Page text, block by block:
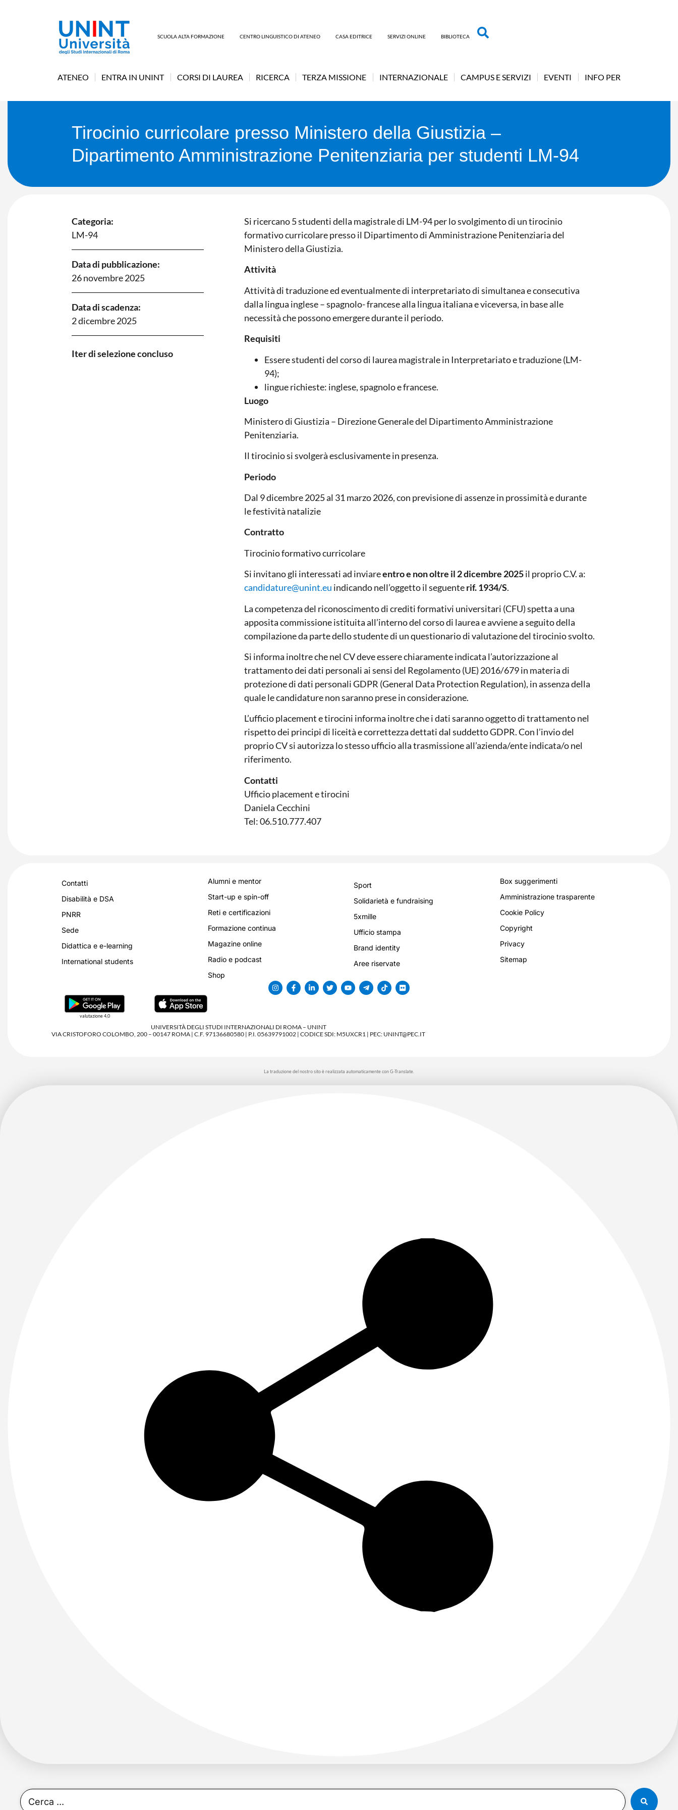
SCUOLA ALTA FORMAZIONE CENTRO LINGUISTICO DI ATENEO CASA EDITRICE SERVIZI ONLINE BIBLIOTECA
ATENEO ENTRA IN UNINT CORSI DI LAUREA RICERCA TERZA MISSIONE INTERNAZIONALE CAMPUS E SERVIZI EVENTI INFO PER
Tirocinio curricolare presso Ministero della Giustizia –
Dipartimento Amministrazione Penitenziaria per studenti LM-94
Categoria:
LM-94
Data di pubblicazione:
26 novembre 2025
Data di scadenza:
2 dicembre 2025
Iter di selezione concluso
Si ricercano 5 studenti della magistrale di LM-94 per lo svolgimento di un tirocinio
formativo curricolare presso il Dipartimento di Amministrazione Penitenziaria del
Ministero della Giustizia.
Attività
Attività di traduzione ed eventualmente di interpretariato di simultanea e consecutiva
dalla lingua inglese – spagnolo- francese alla lingua italiana e viceversa, in base alle
necessità che possono emergere durante il periodo.
Requisiti
Essere studenti del corso di laurea magistrale in Interpretariato e traduzione (LM-
94);
lingue richieste: inglese, spagnolo e francese.
Luogo
Ministero di Giustizia – Direzione Generale del Dipartimento Amministrazione
Penitenziaria.
Il tirocinio si svolgerà esclusivamente in presenza.
Periodo
Dal 9 dicembre 2025 al 31 marzo 2026, con previsione di assenze in prossimità e durante
le festività natalizie
Contratto
Tirocinio formativo curricolare
Si invitano gli interessati ad inviareentro e non oltre il 2 dicembre 2025il proprio C.V. a:
candidature@unint.eu indicando nell’oggetto il seguenterif. 1934/S.
La competenza del riconoscimento di crediti formativi universitari (CFU) spetta a una
apposita commissione istituita all’interno del corso di laurea e avviene a seguito della
compilazione da parte dello studente di un questionario di valutazione del tirocinio svolto.
Si informa inoltre che nel CV deve essere chiaramente indicata l’autorizzazione al
trattamento dei dati personali ai sensi del Regolamento (UE) 2016/679 in materia di
protezione di dati personali GDPR (General Data Protection Regulation), in assenza della
quale le candidature non saranno prese in considerazione.
L’ufficio placement e tirocini informa inoltre che i dati saranno oggetto di trattamento nel
rispetto dei principi di liceità e correttezza dettati dal suddetto GDPR. Con l’invio del
proprio CV si autorizza lo stesso ufficio alla trasmissione all’azienda/ente indicata/o nel
riferimento.
Contatti
Ufficio placement e tirocini
Daniela Cecchini
Tel: 06.510.777.407
Contatti
Disabilità e DSA
PNRR
Sede
Didattica e e-learning
International students
Alumni e mentor
Start-up e spin-off
Reti e certificazioni
Formazione continua
Magazine online
Radio e podcast
Shop
Sport
Solidarietà e fundraising
5xmille
Ufficio stampa
Brand identity
Aree riservate
Box suggerimenti
Amministrazione trasparente
Cookie Policy
Copyright
Privacy
Sitemap
valutazione 4,0
UNIVERSITÀ DEGLI STUDI INTERNAZIONALI DI ROMA – UNINT
VIA CRISTOFORO COLOMBO, 200 – 00147 ROMA | C.F. 97136680580 | P.I. 05639791002 | CODICE SDI: M5UXCR1 | PEC: UNINT@PEC.IT
La traduzione del nostro sito è realizzata automaticamente con G-Translate.